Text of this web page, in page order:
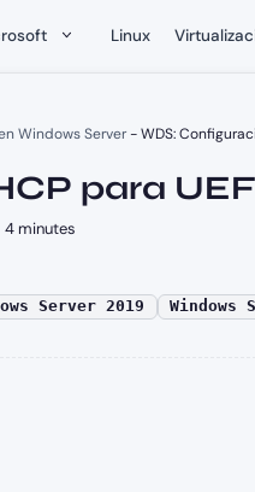
Linux
Windows Server-WDS:
para
4 minutes
Server 2019
Windows